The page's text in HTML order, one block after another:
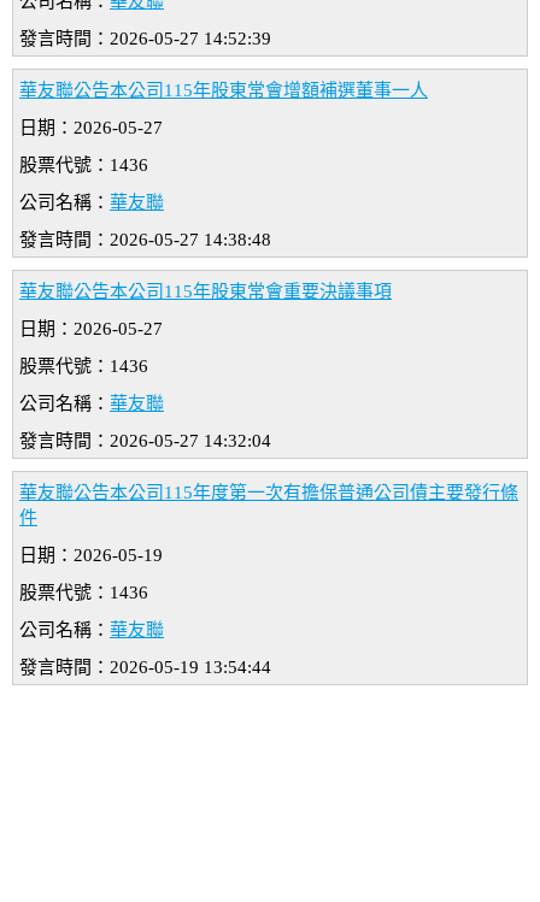
發言時間：2026-05-27 14:52:39
華友聯公告本公司115年股東常會增額補選董事一人
日期：2026-05-27
股票代號：1436
公司名稱： 華友聯
發言時間：2026-05-27 14:38:48
華友聯公告本公司115年股東常會重要決議事項
日期：2026-05-27
股票代號：1436
公司名稱： 華友聯
發言時間：2026-05-27 14:32:04
華友聯公告本公司115年度第一次有擔保普通公司債主要發行條
件
日期：2026-05-19
股票代號：1436
公司名稱： 華友聯
發言時間：2026-05-19 13:54:44